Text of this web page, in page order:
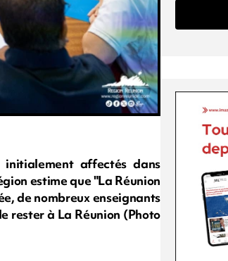
affectés dans
estime que "La Réunion
de nombreux enseignants
rester à La Réunion (Photo